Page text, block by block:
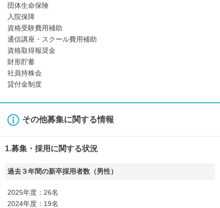
団体生命保険
入院保障
資格受験費用補助
通信講座・スクール費用補助
資格取得報奨金
財形貯蓄
社員持株会
貸付金制度
その他募集に関する情報
1.募集・採用に関する状況
過去３年間の新卒採用者数（男性）
2025年度：26名
2024年度：19名